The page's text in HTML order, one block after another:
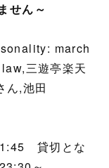
せん～
march
三遊亭楽天
ん,池田
貸切とな